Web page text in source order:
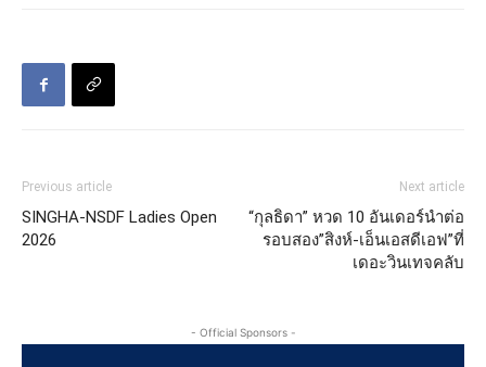
Previous article
SINGHA-NSDF Ladies Open
2026
Next article
“กุลธิดา” หวด 10 อันเดอร์นำต่อ
รอบสอง”สิงห์-เอ็นเอสดีเอฟ”ที่
เดอะวินเทจคลับ
- Official Sponsors -